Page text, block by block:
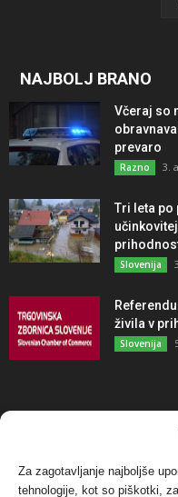
Za zagotavljanje najboljše
tehnologije, kot so piškotki,
NAJBOLJ BRANO
Včeraj so
prevaro
Razno 3.
Tri leta po
Slovenija
živila v
Slovenija
NAJBOLJ
Protest
svetu pa